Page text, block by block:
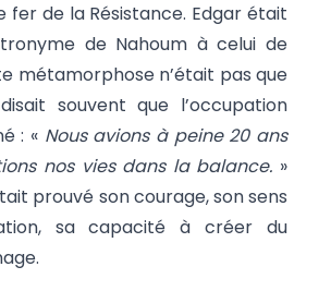
fer de la Résistance. Edgar était
de Nahoum à celui de
métamorphose n’était pas que
souvent que l’occupation
: « Nous avions à peine 20 ans
nos vies dans la balance. »
prouvé son courage, son sens
sa capacité à créer du